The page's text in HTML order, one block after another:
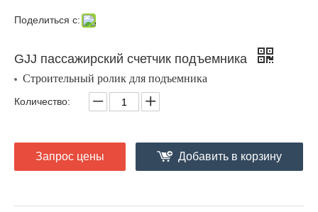
Поделиться с:
GJJ пассажирский счетчик подъемника
Строительный ролик для подъемника
Количество:
Запрос цены Добавить в корзину